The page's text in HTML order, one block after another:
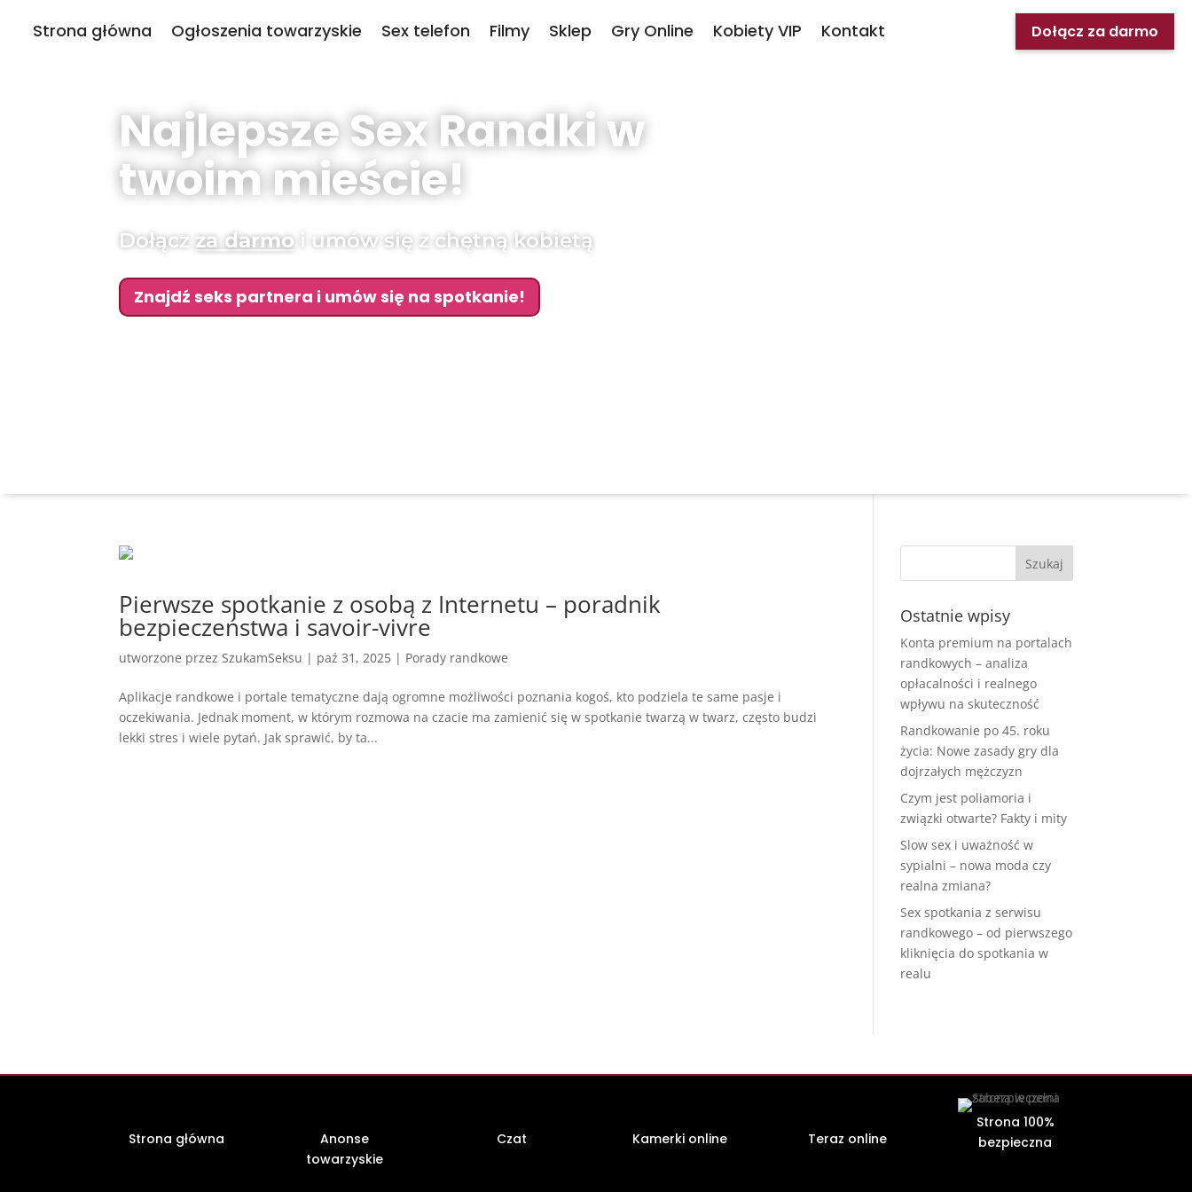
Strona główna Ogłoszenia towarzyskie Sex telefon Filmy Sklep Gry Online Kobiety VIP Kontakt Dołącz za darmo
Najlepsze Sex Randki w
twoim mieście!
Dołączza darmo i umów się z chętną kobietą
Znajdź seks partnera i umów się na spotkanie!
Pierwsze spotkanie z osobą z Internetu – poradnik
bezpieczeństwa i savoir-vivre
utworzone przez SzukamSeksu | paź 31, 2025 | Porady randkowe
Aplikacje randkowe i portale tematyczne dają ogromne możliwości poznania kogoś, kto podziela te same pasje i
oczekiwania. Jednak moment, w którym rozmowa na czacie ma zamienić się w spotkanie twarzą w twarz, często budzi
lekki stres i wiele pytań. Jak sprawić, by ta...
Ostatnie wpisy
Konta premium na portalach
randkowych – analiza
opłacalności i realnego
wpływu na skuteczność
Randkowanie po 45. roku
życia: Nowe zasady gry dla
dojrzałych mężczyzn
Czym jest poliamoria i
związki otwarte? Fakty i mity
Slow sex i uważność w
sypialni – nowa moda czy
realna zmiana?
Sex spotkania z serwisu
randkowego – od pierwszego
kliknięcia do spotkania w
realu
Strona główna
Anonse
towarzyskie
Czat Kamerki online Teraz online
Strona 100%
bezpieczna